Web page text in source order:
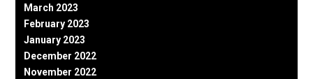
March 2023
February 2023
January 2023
December 2022
November 2022